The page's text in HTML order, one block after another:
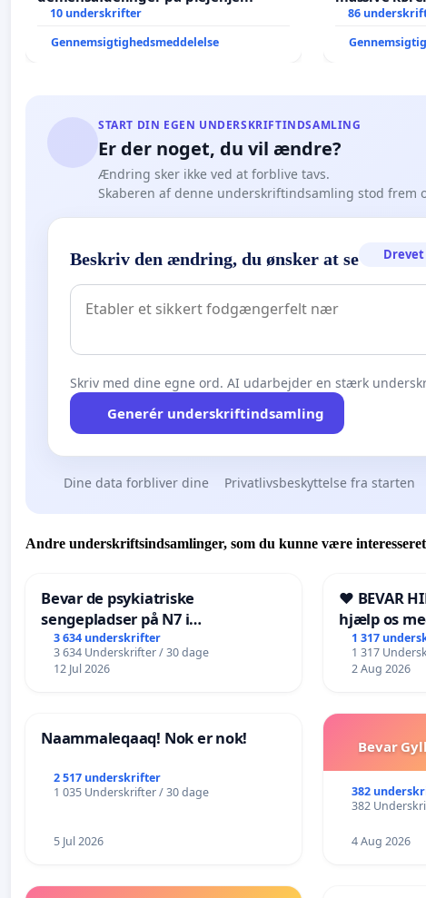
10 underskrifter
Gennemsigtighedsmeddelelse
Struer-banen
86
START DIN EGEN UNDERSKRIFTINDSAMLING
Er der noget, du vil ændre?
Ændring sker ikke ved at forblive tavs.
Skaberen af denne underskriftindsamling stod frem
Beskriv den ændring, du ønsker at se
Skriv med dine egne ord. AI udarbejder en stærk
Generér underskriftindsamling
Dine data forbliver dine Privatlivsbeskyttelse fra starten
Andre underskriftsindsamlinger, som du kunne være
Bevar de psykiatriske
sengepladser på N7 i
Frederikshavn
3 634 underskrifter
3 634 Underskrifter / 30 dage
12 Jul 2026
❤️ BEVAR
hjælp os
fremtid ❤️
1 317
1 317
2 Aug 2026
Naammaleqaaq! Nok er nok!
2 517 underskrifter
1 035 Underskrifter / 30 dage
5 Jul 2026
Bevar
382
382
4 Aug 2026